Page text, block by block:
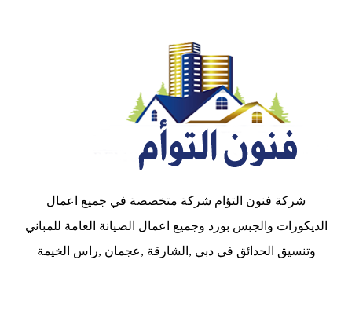
شركة فنون التؤام شركة متخصصة في جميع اعمال
الديكورات والجبس بورد وجميع اعمال الصيانة العامة للمباني
وتنسيق الحدائق في دبي ,الشارقة ,عجمان ,راس الخيمة